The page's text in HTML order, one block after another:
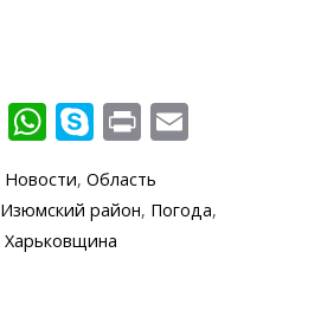
Vi
er
W
at
s
S
k
y
p
Pr
t ai
l
Новости, Область
Изюмский район, Погода,
Харьковщина